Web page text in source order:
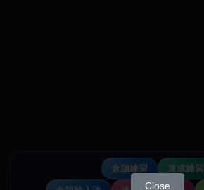
倉頡練習
速成練習
Close